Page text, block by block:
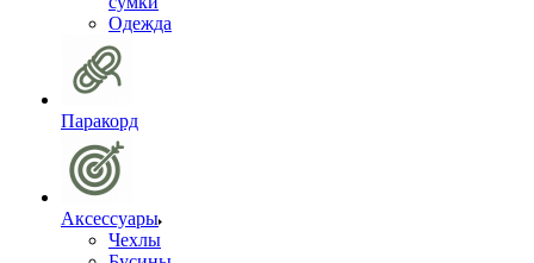
Одежда
Паракорд
Аксессуары
Чехлы